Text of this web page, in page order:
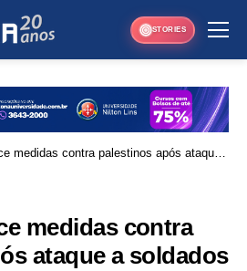
STORIES
medidas contra palestinos após ataque
medidas contra
ataque a soldados